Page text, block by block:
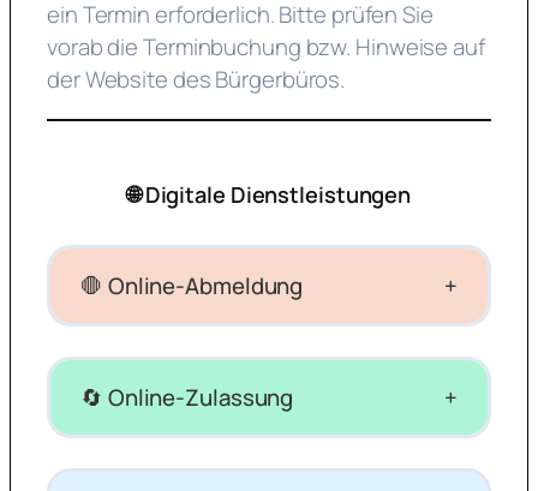
ein Termin erforderlich. Bitte prüfen Sie
vorab die Terminbuchung bzw. Hinweise auf
der Website des Bürgerbüros.
🌐 Digitale Dienstleistungen
🛑 Online-Abmeldung +
🔄 Online-Zulassung +